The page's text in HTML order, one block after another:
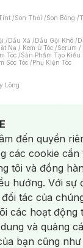
/Son Thỏi /Son Bóng /
/Dầu Xả /Dầu Gội Khô /
Nạ / Kem Ủ Tóc /Serum /
Tóc /Sản Phẩm Tạo Kiểu
Sóc Tóc /Phụ Kiện Tóc
Lông
Massage/Mặt Nạ Xông
Bàn Chải Đánh Răng /
Răng /Máy Tăm Nước/
Miệng / Dung Dịch Vệ
/Băng Vệ Sinh/Tampon/
Da Khô / Mất Nước/ Da
Da Xỉn Màu Thâm / Nám /
/Viêm Da Cơ Địa
Da
Khô Dụng Cụ / Máy
usage
đến quyền
các cookie
tôi và đồng
hướng. Với sự
tác của
các hoạt động
và quảng
bạn cũng